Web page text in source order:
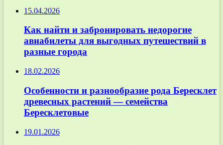
15.04.2026
Как найти и забронировать недорогие
авиабилеты для выгодных путешествий в
разные города
18.02.2026
Особенности и разнообразие рода Бересклет
древесных растений — семейства
Бересклетовые
19.01.2026